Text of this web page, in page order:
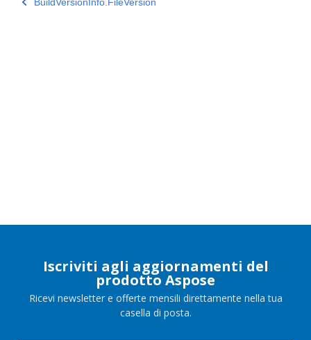
Iscriviti agli aggiornamenti del
prodotto Aspose
Ricevi newsletter e offerte mensili direttamente nella tua
casella di posta.